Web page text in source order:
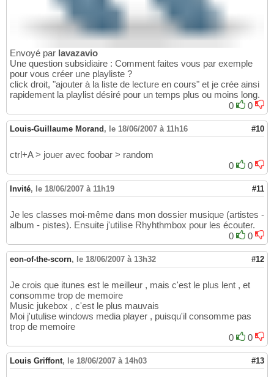
Envoyé par lavazavio
Une question subsidiaire : Comment faites vous par exemple
pour vous créer une playliste ?
click droit, "ajouter à la liste de lecture en cours" et je crée ainsi
rapidement la playlist désiré pour un temps plus ou moins long.
0
0
Louis-Guillaume Morand , le 18/06/2007 à 11h16 #10
ctrl+A > jouer avec foobar > random
0
0
Invité, le 18/06/2007 à 11h19 #11
Je les classes moi-même dans mon dossier musique (artistes -
album - pistes). Ensuite j'utilise Rhyhthmbox pour les écouter.
0
0
eon-of-the-scorn, le 18/06/2007 à 13h32 #12
Je crois que itunes est le meilleur , mais c'est le plus lent , et
consomme trop de memoire
Music jukebox , c'est le plus mauvais
Moi j'utulise windows media player , puisqu'il consomme pas
trop de memoire
0
0
Louis Griffont, le 18/06/2007 à 14h03 #13